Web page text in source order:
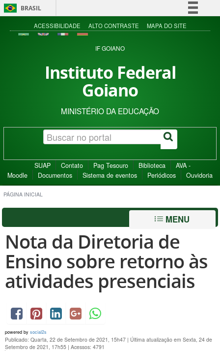
BRASIL
Simplifique!
Acesso à informação
ACESSIBILIDADE ALTO CONTRASTE MAPA DO SITE
IF GOIANO
Instituto Federal
Goiano
MINISTÉRIO DA EDUCAÇÃO
SUAP Contato Pag Tesouro Biblioteca
AVA -
Moodle
Documentos Sistema de eventos Periódicos Ouvidoria
PÁGINA INICIAL
MENU
Nota da Diretoria de
Ensino sobre retorno às
atividades presenciais
powered by social2s
Publicado: Quarta, 22 de Setembro de 2021, 15h47 | Última atualização em Sexta, 24 de
Setembro de 2021, 17h55 | Acessos: 4791